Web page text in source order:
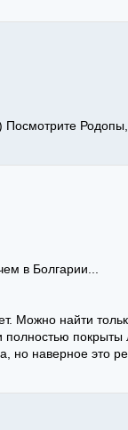
Посмотрите
в Болгарии...
Можно найти
полностью
но наверное это